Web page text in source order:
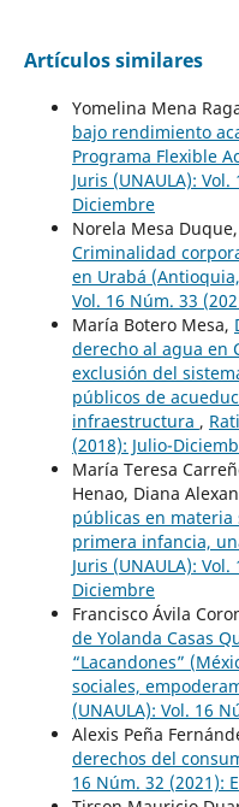
Artículos similares
Yomelina Mena
bajo rendimiento
Programa Flexible
Juris (UNAULA):
Diciembre
Norela Mesa
Criminalidad
en Urabá
Vol. 16 Núm. 33
María Botero Mesa,
derecho al agua en
exclusión del
públicos de
infraestructura ,
(2018): Julio-
María Teresa
Henao, Diana
públicas en
primera infancia,
Juris (UNAULA):
Diciembre
Francisco Ávila
de Yolanda Casas
“Lacandones”
sociales,
(UNAULA): Vol. 16
Alexis Peña
derechos del
16 Núm. 32 (2021):